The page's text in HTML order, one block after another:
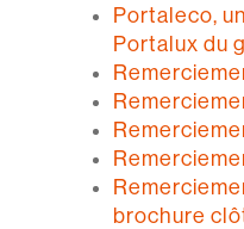
Portaleco,
Portalux du
brochure